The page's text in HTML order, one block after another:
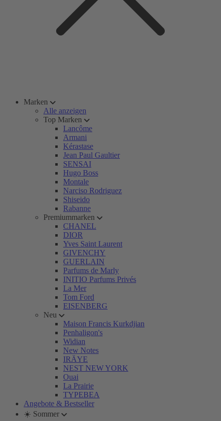
Marken
Alle anzeigen
Top Marken
Lancôme
Armani
Kérastase
Jean Paul Gaultier
SENSAI
Hugo Boss
Montale
Narciso Rodriguez
Shiseido
Rabanne
Premiummarken
CHANEL
DIOR
Yves Saint Laurent
GIVENCHY
GUERLAIN
Parfums de Marly
INITIO Parfums Privés
La Mer
Tom Ford
EISENBERG
Neu
Maison Francis Kurkdjian
Penhaligon's
Widian
New Notes
IRÄYE
NEST NEW YORK
Ouai
La Prairie
TYPEBEA
Angebote & Bestseller
☀️ Sommer